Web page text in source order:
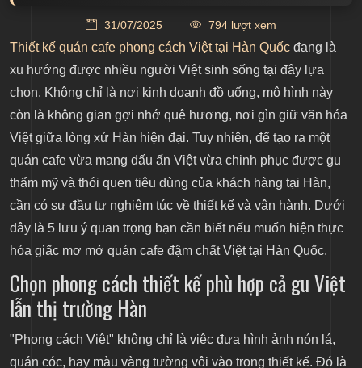
trường Hàn
Tận dụng vật liệu, đồ decor dễ thi công tại địa
phương
Bố trí công năng linh hoạt theo thói quen tiêu dùng
Hàn
Tối ưu chi phí thiết kế và thi công từ xa
Chọn đơn vị thiết kế chuyên nghiệp
31/07/2025 794 lượt xem
Thiết kế quán cafe phong cách Việt tại Hàn Quốc đang là
xu hướng được nhiều người Việt sinh sống tại đây lựa
chọn. Không chỉ là nơi kinh doanh đồ uống, mô hình này
còn là không gian gợi nhớ quê hương, nơi gìn giữ văn hóa
Việt giữa lòng xứ Hàn hiện đại. Tuy nhiên, để tạo ra một
quán cafe vừa mang dấu ấn Việt vừa chinh phục được gu
thẩm mỹ và thói quen tiêu dùng của khách hàng tại Hàn,
cần có sự đầu tư nghiêm túc về thiết kế và vận hành. Dưới
đây là 5 lưu ý quan trọng bạn cần biết nếu muốn hiện thực
hóa giấc mơ mở quán cafe đậm chất Việt tại Hàn Quốc.
Chọn phong cách thiết kế phù hợp cả gu Việt
lẫn thị trường Hàn
"Phong cách Việt" không chỉ là việc đưa hình ảnh nón lá,
quán cóc, hay màu vàng tường vôi vào trong thiết kế. Đó là